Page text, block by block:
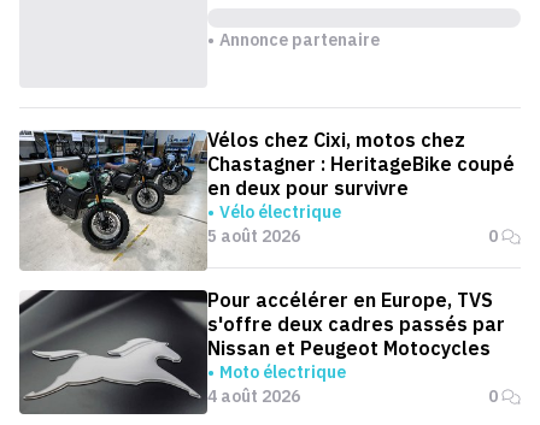
Annonce partenaire
Vélos chez Cixi, motos chez
Chastagner : HeritageBike coupé
en deux pour survivre
Vélo électrique
5 août 2026
0
Pour accélérer en Europe, TVS
s'offre deux cadres passés par
Nissan et Peugeot Motocycles
Moto électrique
4 août 2026
0